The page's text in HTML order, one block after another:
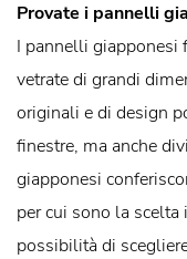
Provate i pannelli
I pannelli giapponesi
vetrate di grandi
originali e di design
finestre, ma anche
giapponesi
per cui sono la
possibilità di